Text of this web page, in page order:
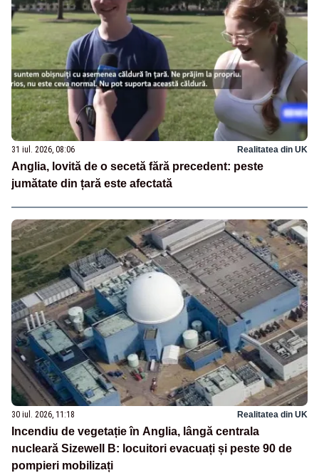
31 iul. 2026, 08:06 Realitatea din UK
Anglia, lovită de o secetă fără precedent: peste
jumătate din țară este afectată
30 iul. 2026, 11:18 Realitatea din UK
Incendiu de vegetație în Anglia, lângă centrala
nucleară Sizewell B: locuitori evacuați și peste 90 de
pompieri mobilizați